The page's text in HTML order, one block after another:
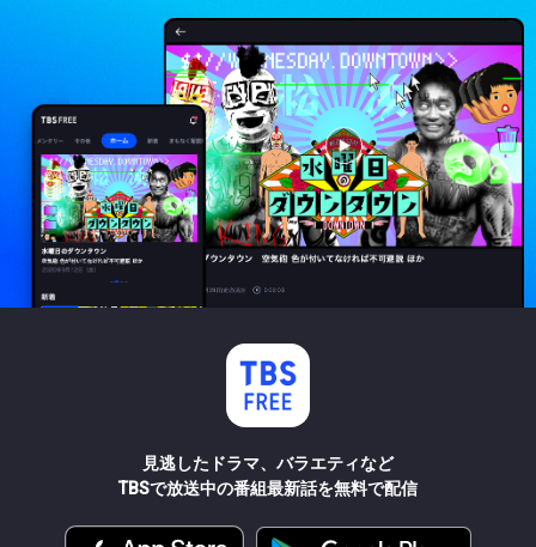
見逃したドラマ、バラエティなど
TBSで放送中の番組最新話を無料で配信